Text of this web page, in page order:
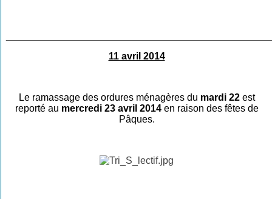
11 avril 2014
Le ramassage des ordures ménagères du mardi 22est
reporté au mercredi 23 avril 2014en raison des fêtes de
Pâques.